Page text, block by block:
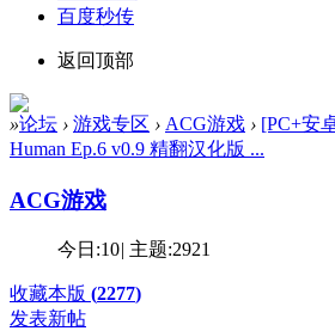
百度秒传
返回顶部
»论坛 › 游戏专区 › ACG游戏 › [PC+安
Human Ep.6 v0.9 精翻汉化版 ...
ACG游戏
今日:10| 主题:2921
收藏本版 (2277)
发表新帖